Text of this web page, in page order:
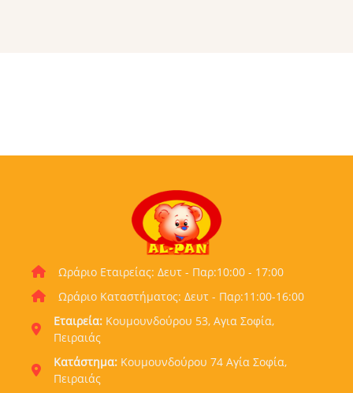
Ωράριο Εταιρείας: Δευτ - Παρ:10:00 - 17:00
Ωράριο Καταστήματος: Δευτ - Παρ:11:00-16:00
Εταιρεία: Κουμουνδούρου 53, Αγια Σοφία,
Πειραιάς
Κατάστημα: Κουμουνδούρου 74 Αγία Σοφία,
Πειραιάς